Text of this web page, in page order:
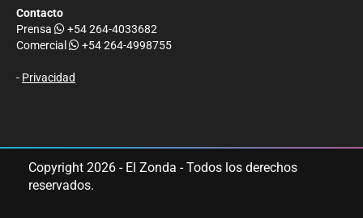
Contacto
Prensa
+54 264-4033682
Comercial
+54 264-4998755
- Privacidad
Copyright 2026 - El Zonda - Todos los derechos
reservados.